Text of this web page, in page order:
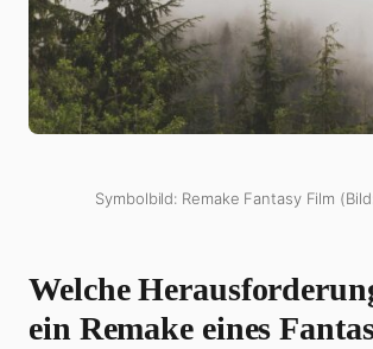
Symbolbild: Remake Fantasy Film
Welche
ein Remake eines